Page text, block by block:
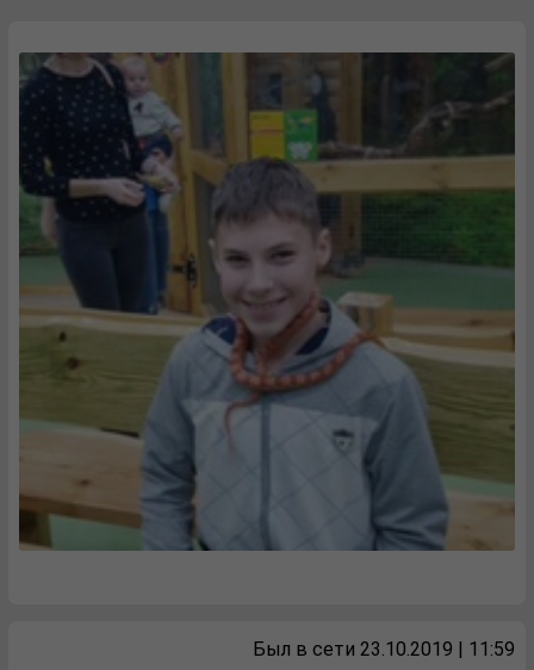
Был в сети 23.10.2019 | 11:59